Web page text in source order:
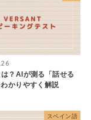
？AIが測る「話せる
かりやすく解説
スペイン語